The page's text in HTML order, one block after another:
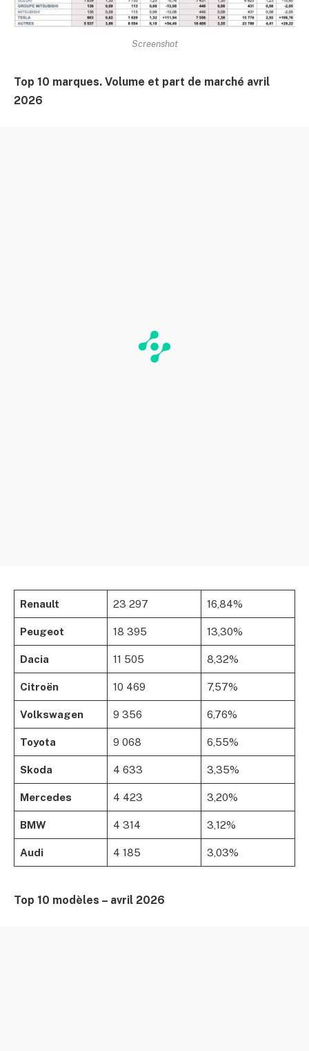
Screenshot
Top 10 marques. Volume et part de marché avril
2026
Renault 23 297 16,84%
Peugeot 18 395 13,30%
Dacia 11 505 8,32%
Citroën 10 469 7,57%
Volkswagen 9 356 6,76%
Toyota 9 068 6,55%
Skoda 4 633 3,35%
Mercedes 4 423 3,20%
BMW 4 314 3,12%
Audi 4 185 3,03%
Top 10 modèles – avril 2026